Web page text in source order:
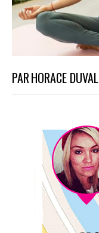
PARHORACE DUVAL